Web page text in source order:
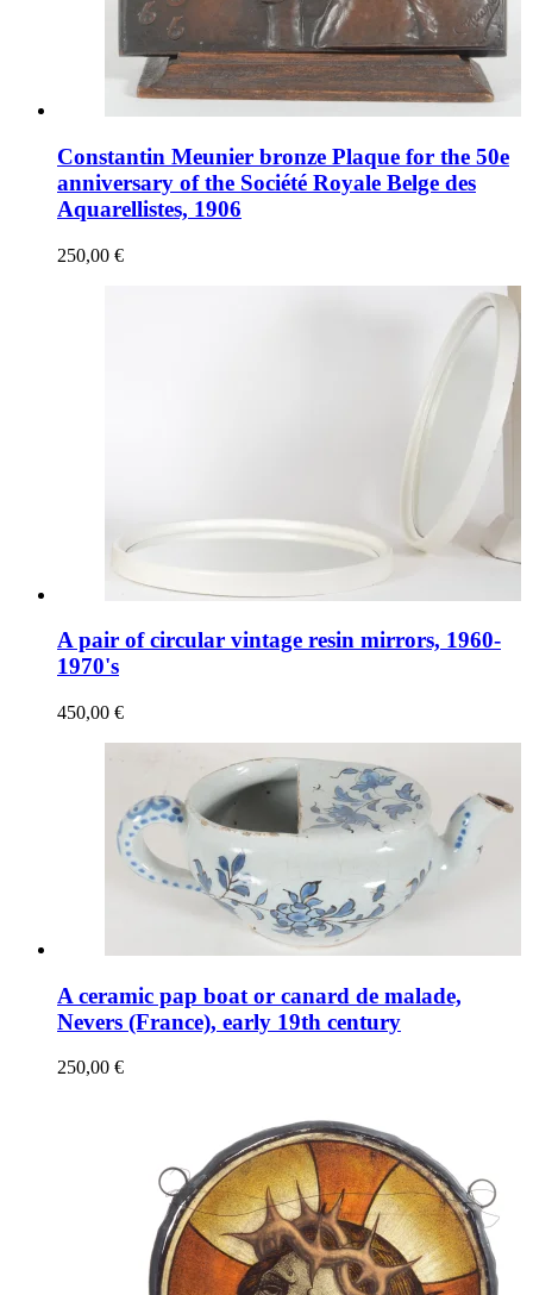
Constantin Meunier bronze Plaque for the 50e
anniversary of the Société Royale Belge des
Aquarellistes, 1906
250,00 €
A pair of circular vintage resin mirrors, 1960-
1970's
450,00 €
A ceramic pap boat or canard de malade,
Nevers (France), early 19th century
250,00 €